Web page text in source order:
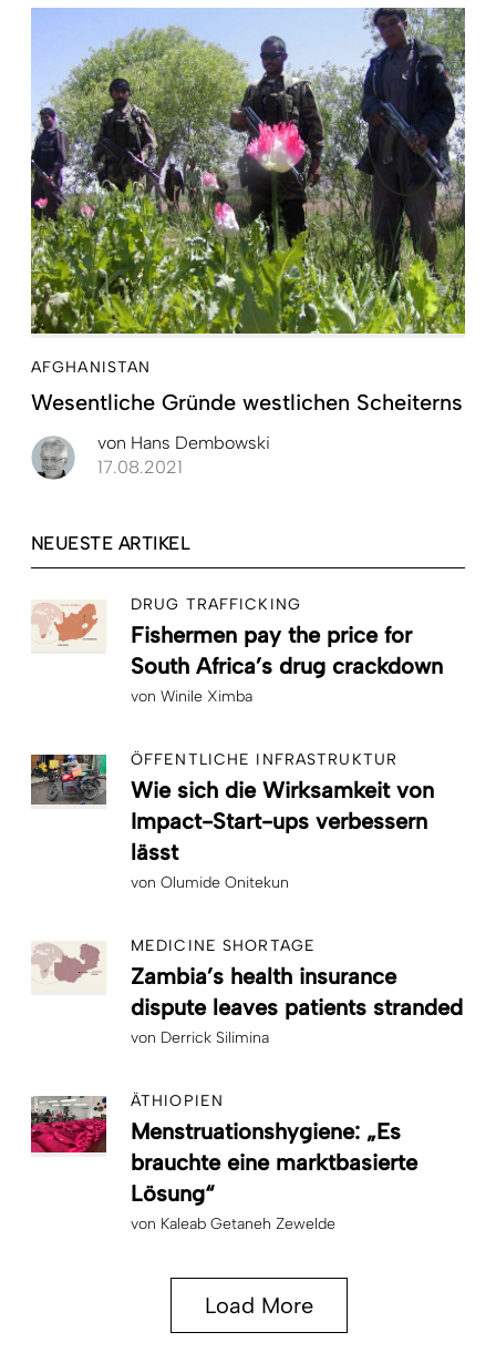
AFGHANISTAN
Wesentliche Gründe westlichen Scheiterns
von Hans Dembowski
17.08.2021
NEUESTE ARTIKEL
DRUG TRAFFICKING
Fishermen pay the price for
South Africa’s drug crackdown
von Winile Ximba
ÖFFENTLICHE INFRASTRUKTUR
Wie sich die Wirksamkeit von
Impact-Start-ups verbessern
lässt
von Olumide Onitekun
MEDICINE SHORTAGE
Zambia’s health insurance
dispute leaves patients stranded
von Derrick Silimina
ÄTHIOPIEN
Menstruationshygiene: „Es
brauchte eine marktbasierte
Lösung“
von Kaleab Getaneh Zewelde
Load More